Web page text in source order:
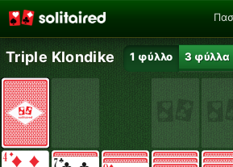
Triple Klondike 1 φύλλο 3 φύλλα